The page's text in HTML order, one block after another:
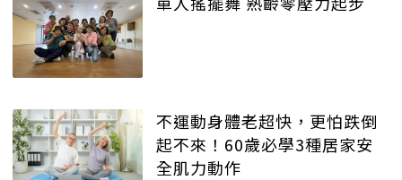
不運動身體老超快，更怕跌倒
起不來！60歲必學3種居家安
全肌力動作